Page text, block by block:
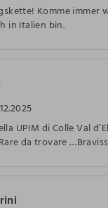
Komme immer
in Italien bin.
UPIM di Colle Val
da trovare